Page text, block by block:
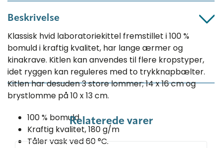
Beskrivelse
Klassisk hvid laboratoriekittel fremstillet i 100 %
bomuld i kraftig kvalitet, har lange ærmer og
kinakrave. Kitlen kan anvendes til flere kropstyper,
idet ryggen kan reguleres med to trykknapbælter.
Kitlen har desuden 3 store lommer; 14 x 16 cm og
brystlomme på 10 x 13 cm.
100 % bomuld
Kraftig kvalitet, 180 g/m
Tåler vask ved 60 °C.
Relaterede varer